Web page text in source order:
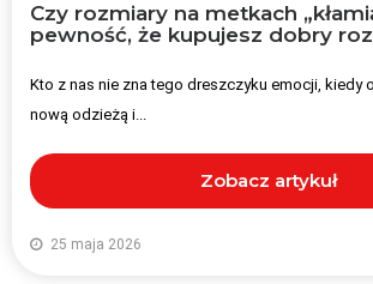
Czy rozmiary na metkach
pewność, że kupujesz dobry
Kto z nas nie zna tego dreszczyku emocji, kiedy
nową odzieżą i...
Zobacz artykuł
25 maja 2026